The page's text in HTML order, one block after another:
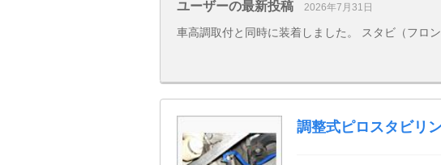
ユーザーの最新投稿 2026年7月31日
車高調取付と同時に装着しました。 スタビ（フロ
調整式ピロスタビリ